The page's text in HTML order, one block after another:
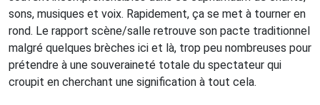
sons, musiques et voix. Rapidement, ça se met à tourner en
rond. Le rapport scène/salle retrouve son pacte traditionnel
malgré quelques brèches ici et là, trop peu nombreuses pour
prétendre à une souveraineté totale du spectateur qui
croupit en cherchant une signification à tout cela.